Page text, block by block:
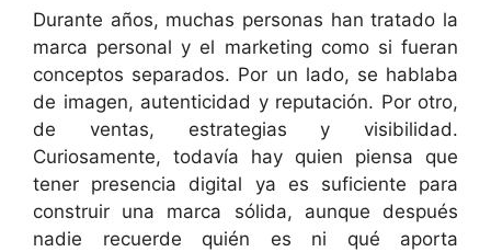
Durante años, muchas personas han tratado la
marca personal y el marketing como si fueran
conceptos separados. Por un lado, se hablaba
de imagen, autenticidad y reputación. Por otro,
de ventas, estrategias y visibilidad.
Curiosamente, todavía hay quien piensa que
tener presencia digital ya es suficiente para
construir una marca sólida, aunque después
nadie recuerde quién es ni qué aporta